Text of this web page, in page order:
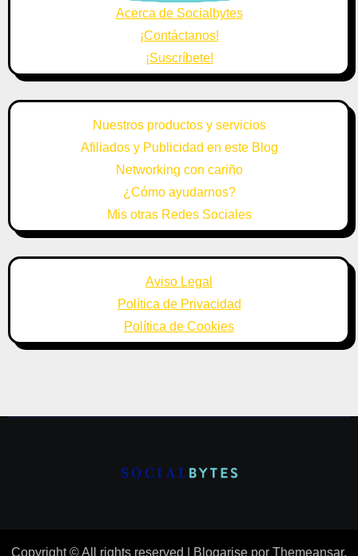
Acerca de Socialbytes
¡Contáctanos!
¡Suscríbete!
Nuestros productos y servicios
Afiliados y Publicidad en este Blog
Networking con cariño
¿Cómo ayudarnos?
Mis otras Redes Sociales
Aviso Legal
Política de Privacidad
Política de Cookies
Copyright © All rights reserved Blogarise por Themeansar.